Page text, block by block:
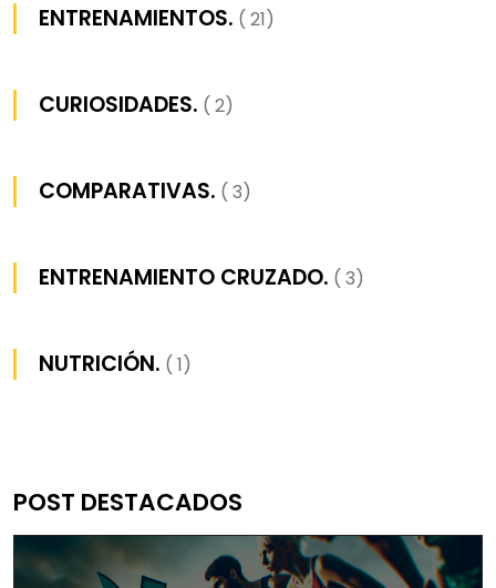
ENTRENAMIENTOS. ( 21)
CURIOSIDADES. ( 2)
COMPARATIVAS. ( 3)
ENTRENAMIENTO CRUZADO. ( 3)
NUTRICIÓN. ( 1)
POST DESTACADOS